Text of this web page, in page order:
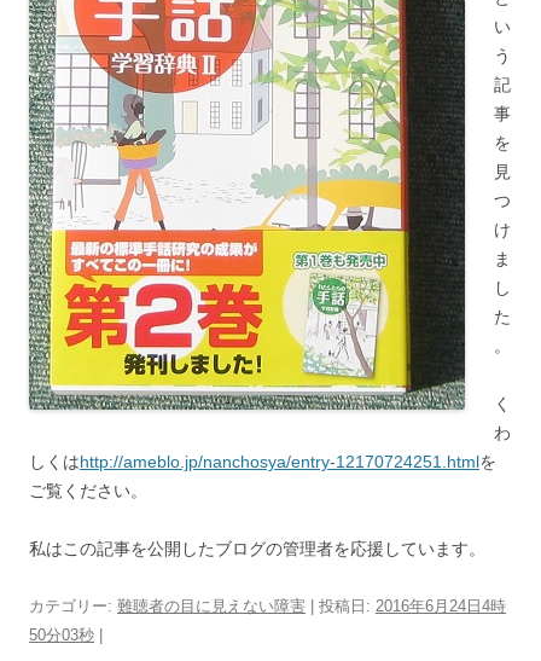
い
う
記
事
を
見
つ
け
ま
し
た
。
く
わ
しくはhttp://ameblo.jp/nanchosya/entry-12170724251.htmlを
ご覧ください。
私はこの記事を公開したブログの管理者を応援しています。
カテゴリー: 難聴者の目に見えない障害 | 投稿日: 2016年6月24日4時
50分03秒